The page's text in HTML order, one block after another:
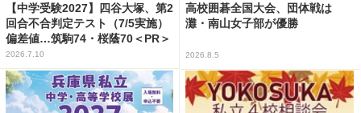
【中学受験2027】四谷大塚、第2
回合不合判定テスト（7/5実施）
偏差値…筑駒74・桜蔭70＜PR＞
2026.7.10
高校囲碁全国大会、団体戦は
灘・南山女子部が優勝
2026.8.5